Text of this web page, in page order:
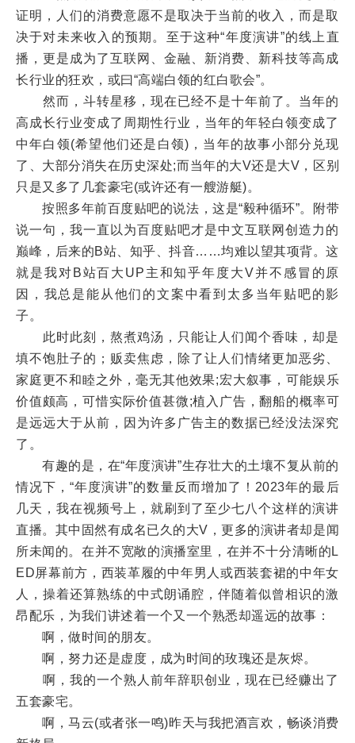
证明，人们的消费意愿不是取决于当前的收入，而是取
决于对未来收入的预期。至于这种“年度演讲”的线上直
播，更是成为了互联网、金融、新消费、新科技等高成
长行业的狂欢，或曰“高端白领的红白歌会”。
然而，斗转星移，现在已经不是十年前了。当年的
高成长行业变成了周期性行业，当年的年轻白领变成了
中年白领(希望他们还是白领)，当年的故事小部分兑现
了、大部分消失在历史深处;而当年的大V还是大V，区别
只是又多了几套豪宅(或许还有一艘游艇)。
按照多年前百度贴吧的说法，这是“毅种循环”。附带
说一句，我一直以为百度贴吧才是中文互联网创造力的
巅峰，后来的B站、知乎、抖音……均难以望其项背。这
就是我对B站百大UP主和知乎年度大V并不感冒的原
因，我总是能从他们的文案中看到太多当年贴吧的影
子。
此时此刻，熬煮鸡汤，只能让人们闻个香味，却是
填不饱肚子的；贩卖焦虑，除了让人们情绪更加恶劣、
家庭更不和睦之外，毫无其他效果;宏大叙事，可能娱乐
价值颇高，可惜实际价值甚微;植入广告，翻船的概率可
是远远大于从前，因为许多广告主的数据已经没法深究
了。
有趣的是，在“年度演讲”生存壮大的土壤不复从前的
情况下，“年度演讲”的数量反而增加了！2023年的最后
几天，我在视频号上，就刷到了至少七八个这样的演讲
直播。其中固然有成名已久的大V，更多的演讲者却是闻
所未闻的。在并不宽敞的演播室里，在并不十分清晰的L
ED屏幕前方，西装革履的中年男人或西装套裙的中年女
人，操着还算熟练的中式朗诵腔，伴随着似曾相识的激
昂配乐，为我们讲述着一个又一个熟悉却遥远的故事：
啊，做时间的朋友。
啊，努力还是虚度，成为时间的玫瑰还是灰烬。
啊，我的一个熟人前年辞职创业，现在已经赚出了
五套豪宅。
啊，马云(或者张一鸣)昨天与我把酒言欢，畅谈消费